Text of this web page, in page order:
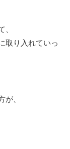
取り入れていっ
、